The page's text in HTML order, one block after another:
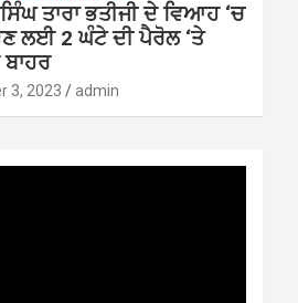
ਤਾਰਾ ਭਤੀਜੀ ਦੇ ਵਿਆਹ ‘ਚ
ਲਈ 2 ਘੰਟੇ ਦੀ ਪੈਰੋਲ ‘ਤੇ
3, 2023 admin